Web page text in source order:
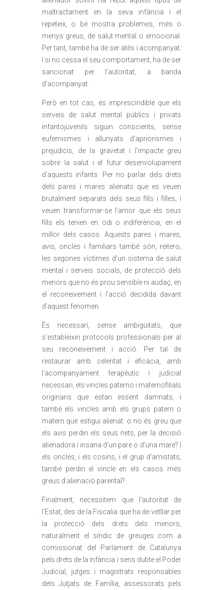
maltractament en la seva infància i el
repeteix, o bé mostra problemes, més o
menys greus, de salut mental o emocional.
Per tant, també ha de ser atès i acompanyat.
I si no cessa el seu comportament, ha de ser
sancionat per l’autoritat, a banda
d’acompanyat.
Però en tot cas, és imprescindible que els
serveis de salut mental públics i privats
infantojuvenils siguin conscients, sense
eufemismes i allunyats d’apriorismes i
prejudicis, de la gravetat i l’impacte greu
sobre la salut i el futur desenvolupament
d’aquests infants. Per no parlar dels drets
dels pares i mares alienats que es veuen
brutalment separats dels seus fills i filles, i
veuen transformar-se l’amor que els seus
fills els tenien en odi o indiferència, en el
millor dels casos. Aquests pares i mares,
avis, oncles i familiars també són, reitero,
les segones víctimes d’un sistema de salut
mental i serveis socials, de protecció dels
menors que no és prou sensible ni audaç, en
el reconeixement i l’acció decidida davant
d’aquest fenomen.
És necessari, sense ambigüitats, que
s’estableixin protocols professionals per al
seu reconeixement i acció. Per tal de
restaurar amb celeritat i eficàcia, amb
l’acompanyament terapèutic i judicial
necessari, els vincles paterno i maternofilials
originaris que estan essent damnats, i
també els vincles amb els grups patern o
matern que estigui alienat: o no és greu que
els avis perdin els seus nets, per la decisió
alienadora i insana d’un pare o d’una mare? I
els oncles, i els cosins, i el grup d’amistats,
també perdin el vincle en els casos més
greus d’alienació parental?
Finalment, necessitem que l’autoritat de
l’Estat, des de la Fiscalia que ha de vetllar per
la protecció dels drets dels menors,
naturalment el síndic de greuges com a
comissionat del Parlament de Catalunya
pels drets de la infància i sens dubte el Poder
Judicial, jutges i magistrats responsables
dels Jutjats de Família, assessorats pels